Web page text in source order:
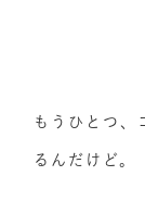
もうひとつ、
るんだけど。